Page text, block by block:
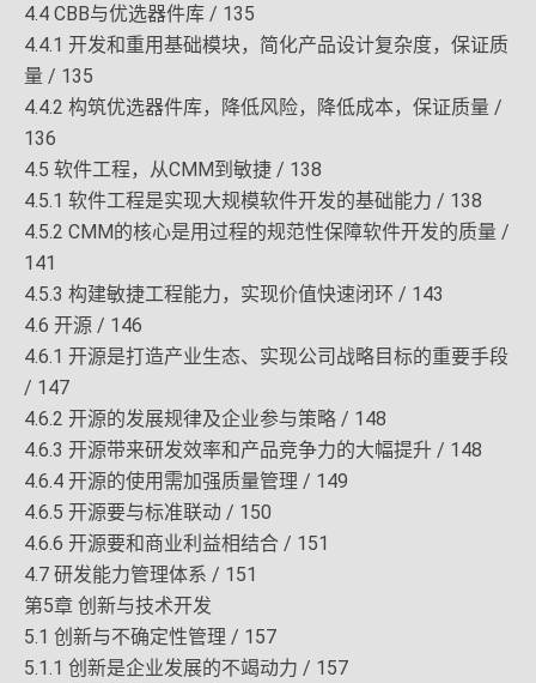
4.4 CBB与优选器件库 / 135
4.4.1 开发和重用基础模块，简化产品设计复杂度，保证质
量 / 135
4.4.2 构筑优选器件库，降低风险，降低成本，保证质量 /
136
4.5 软件工程，从CMM到敏捷 / 138
4.5.1 软件工程是实现大规模软件开发的基础能力 / 138
4.5.2 CMM的核心是用过程的规范性保障软件开发的质量 /
141
4.5.3 构建敏捷工程能力，实现价值快速闭环 / 143
4.6 开源 / 146
4.6.1 开源是打造产业生态、实现公司战略目标的重要手段
/ 147
4.6.2 开源的发展规律及企业参与策略 / 148
4.6.3 开源带来研发效率和产品竞争力的大幅提升 / 148
4.6.4 开源的使用需加强质量管理 / 149
4.6.5 开源要与标准联动 / 150
4.6.6 开源要和商业利益相结合 / 151
4.7 研发能力管理体系 / 151
第5章 创新与技术开发
5.1 创新与不确定性管理 / 157
5.1.1 创新是企业发展的不竭动力 / 157